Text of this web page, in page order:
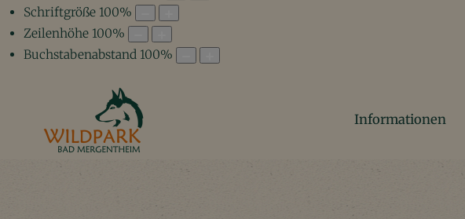
Schriftgröße 100%
Zeilenhöhe 100%
Buchstabenabstand 100%
Informationen